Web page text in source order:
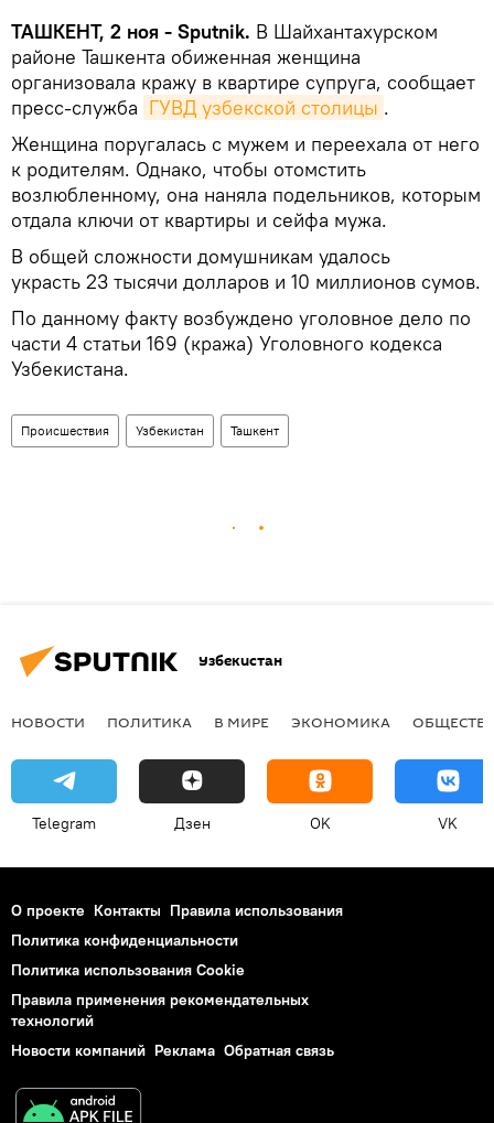
ТАШКЕНТ, 2 ноя - Sputnik. В Шайхантахурском
районе Ташкента обиженная женщина
организовала кражу в квартире супруга, сообщает
пресс-служба ГУВД узбекской столицы .
Женщина поругалась с мужем и переехала от него
к родителям. Однако, чтобы отомстить
возлюбленному, она наняла подельников, которым
отдала ключи от квартиры и сейфа мужа.
В общей сложности домушникам удалось
украсть 23 тысячи долларов и 10 миллионов сумов.
По данному факту возбуждено уголовное дело по
части 4 статьи 169 (кража) Уголовного кодекса
Узбекистана.
Происшествия Узбекистан Ташкент
Узбекистан
НОВОСТИ ПОЛИТИКА В МИРЕ ЭКОНОМИКА
Telegram Дзен OK VK
О проекте Контакты Правила использования
Политика конфиденциальности
Политика использования Cookie
Правила применения рекомендательных
технологий
Новости компаний Реклама Обратная связь